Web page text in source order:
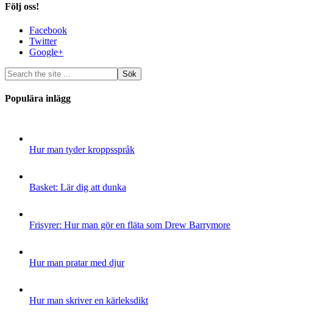
Följ oss!
Facebook
Twitter
Google+
Populära inlägg
Hur man tyder kroppsspråk
Basket: Lär dig att dunka
Frisyrer: Hur man gör en fläta som Drew Barrymore
Hur man pratar med djur
Hur man skriver en kärleksdikt